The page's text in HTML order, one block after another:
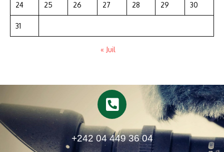
24 25 26 27 28 29 30
31
« Juil
+242 04 449 36 04